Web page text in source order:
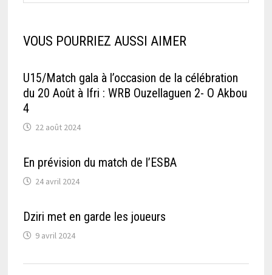
VOUS POURRIEZ AUSSI AIMER
U15/Match gala à l’occasion de la célébration
du 20 Août à Ifri : WRB Ouzellaguen 2- O Akbou
4
22 août 2024
En prévision du match de l’ESBA
24 avril 2024
Dziri met en garde les joueurs
9 avril 2024